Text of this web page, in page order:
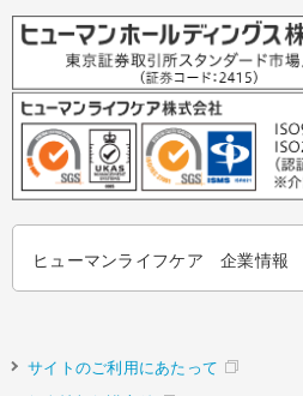
ヒューマンライフケア 企業情報
サイトのご利用にあたって